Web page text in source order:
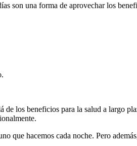
son una forma de aprovechar los
los beneficios para la salud a largo
que hacemos cada noche. Pero